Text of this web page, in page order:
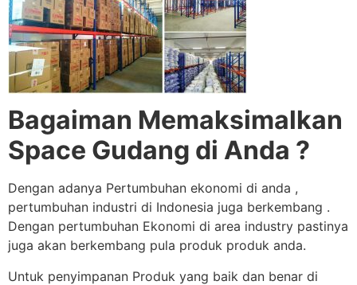
Bagaiman Memaksimalkan
Space Gudang di Anda ?
Dengan adanya Pertumbuhan ekonomi di anda ,
pertumbuhan industri di Indonesia juga berkembang .
Dengan pertumbuhan Ekonomi di area industry pastinya
juga akan berkembang pula produk produk anda.
Untuk penyimpanan Produk yang baik dan benar di